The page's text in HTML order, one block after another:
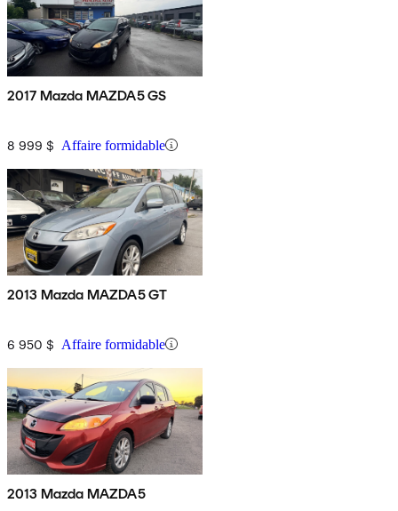
2017 Mazda MAZDA5 GS
8 999 $ Affaire formidable
2013 Mazda MAZDA5 GT
6 950 $ Affaire formidable
2013 Mazda MAZDA5